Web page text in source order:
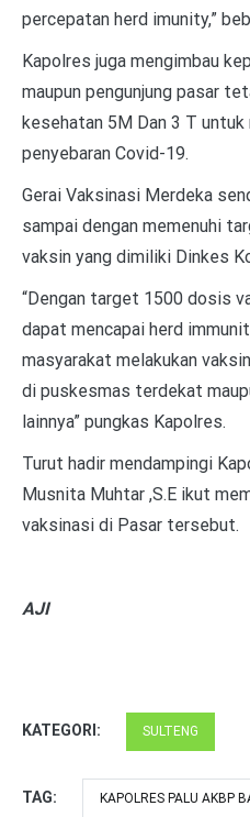
percepatan herd imunity,”
Kapolres juga mengimbau
maupun pengunjung pasar
kesehatan 5M Dan 3 T
penyebaran Covid-19.
Gerai Vaksinasi Merdeka
sampai dengan memenuhi
vaksin yang dimiliki Dinkes
“Dengan target 1500 dosis
dapat mencapai herd
masyarakat melakukan
di puskesmas terdekat
lainnya” pungkas Kapolres.
Turut hadir mendampingi
Musnita Muhtar ,S.E ikut
vaksinasi di Pasar tersebut.
AJI
KATEGORI: SULTENG
TAG: KAPOLRES PALU AKBP